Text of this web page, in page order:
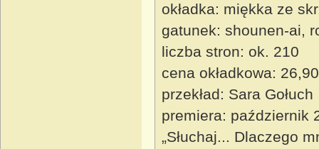
okładka: miękka ze
gatunek: shounen-ai,
liczba stron: ok. 210
cena okładkowa: 26,90
przekład: Sara Gołuch
premiera: październik
„Słuchaj... Dlaczego